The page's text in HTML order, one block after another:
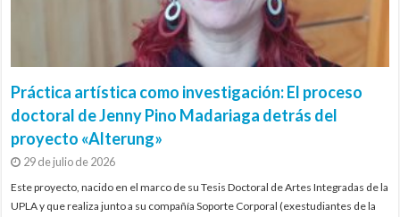
Práctica artística como investigación: El proceso
doctoral de Jenny Pino Madariaga detrás del
proyecto «Alterung»
29 de julio de 2026
Este proyecto, nacido en el marco de su Tesis Doctoral de Artes Integradas de la
UPLA y que realiza junto a su compañía Soporte Corporal (exestudiantes de la